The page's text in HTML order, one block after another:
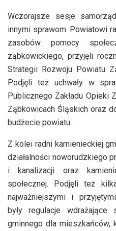
Wczorajsze sesje
innymi sprawom. Powiatowi
zasobów pomocy
ząbkowickiego, przyjęli
Strategii Rozwoju Powiatu
Podjęli też uchwały w
Publicznego Zakładu Opieki
Ząbkowicach Śląskich oraz
budżecie powiatu.
Z kolei radni kamienieckiej
działalności noworudzkiego
i kanalizacji oraz
społecznej. Podjęli też
najważniejszymi i
były regulacje wdrażające
gminnego dla